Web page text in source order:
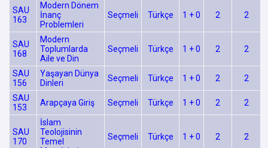
SAU
163
Modern Dönem
İnanç
Problemleri
Seçmeli Türkçe 1 + 0 2 2
SAU
168
Modern
Toplumlarda
Aile ve Din
Seçmeli Türkçe 1 + 0 2 2
SAU
156
Yaşayan Dünya
Dinleri
Seçmeli Türkçe 1 + 0 2 2
SAU
153
Arapçaya Giriş Seçmeli Türkçe 1 + 0 2 2
SAU
170
İslam
Teolojisinin
Temel
Seçmeli Türkçe 1 + 0 2 2